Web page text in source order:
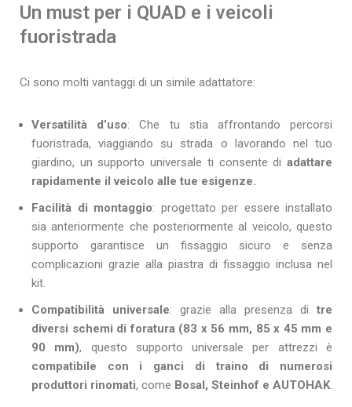
Un must per i QUAD e i veicoli
fuoristrada
Ci sono molti vantaggi di un simile adattatore:
Versatilità d’uso: Che tu stia affrontando percorsi
fuoristrada, viaggiando su strada o lavorando nel tuo
giardino, un supporto universale ti consente di adattare
rapidamente il veicolo alle tue esigenze.
Facilità di montaggio: progettato per essere installato
sia anteriormente che posteriormente al veicolo, questo
supporto garantisce un fissaggio sicuro e senza
complicazioni grazie alla piastra di fissaggio inclusa nel
kit.
Compatibilità universale: grazie alla presenza di tre
diversi schemi di foratura (83 x 56 mm, 85 x 45 mm e
90 mm), questo supporto universale per attrezzi è
compatibile con i ganci di traino di numerosi
produttori rinomati, come Bosal, Steinhof e AUTOHAK.